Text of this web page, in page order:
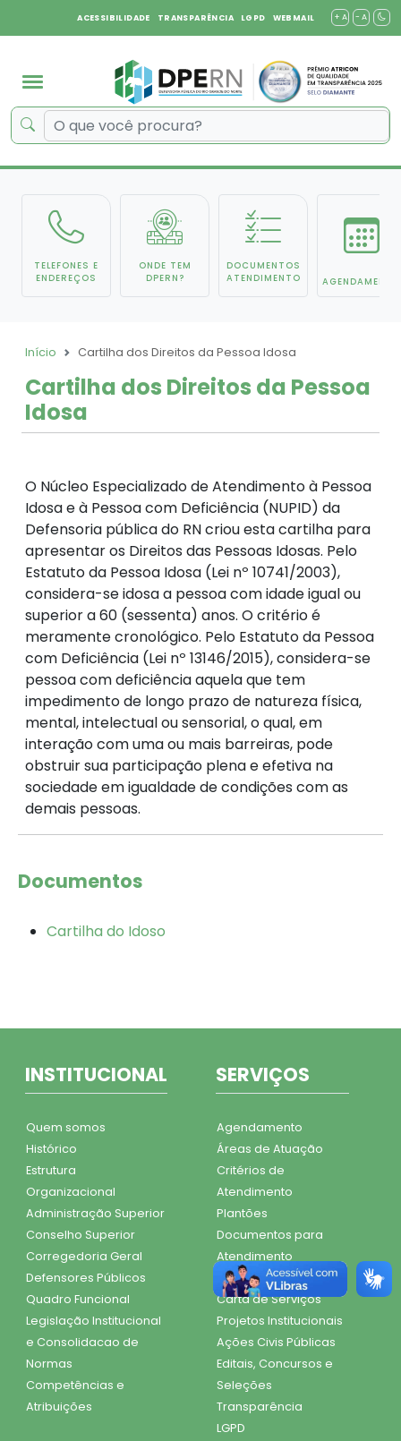
ACESSIBILIDADE TRANSPARÊNCIA LGPD WEBMAIL + A - A
TELEFONES E
ENDEREÇOS
ONDE TEM
DPERN?
DOCUMENTOS
ATENDIMENTO
AGENDAMENTO
Início Cartilha dos Direitos da Pessoa Idosa
Cartilha dos Direitos da Pessoa
Idosa
O Núcleo Especializado de Atendimento à Pessoa
Idosa e à Pessoa com Deficiência (NUPID) da
Defensoria pública do RN criou esta cartilha para
apresentar os Direitos das Pessoas Idosas. Pelo
Estatuto da Pessoa Idosa (Lei nº 10741/2003),
considera-se idosa a pessoa com idade igual ou
superior a 60 (sessenta) anos. O critério é
meramente cronológico. Pelo Estatuto da Pessoa
com Deficiência (Lei nº 13146/2015), considera-se
pessoa com deficiência aquela que tem
impedimento de longo prazo de natureza física,
mental, intelectual ou sensorial, o qual, em
interação com uma ou mais barreiras, pode
obstruir sua participação plena e efetiva na
sociedade em igualdade de condições com as
demais pessoas.
Documentos
Cartilha do Idoso
INSTITUCIONAL
Quem somos
Histórico
Estrutura
Organizacional
Administração Superior
Conselho Superior
Corregedoria Geral
Defensores Públicos
Quadro Funcional
Legislação Institucional
e Consolidacao de
Normas
Competências e
Atribuições
SERVIÇOS
Agendamento
Áreas de Atuação
Critérios de
Atendimento
Plantões
Documentos para
Atendimento
Dúvidas Frequentes
Carta de Serviços
Projetos Institucionais
Ações Civis Públicas
Editais, Concursos e
Seleções
Transparência
LGPD